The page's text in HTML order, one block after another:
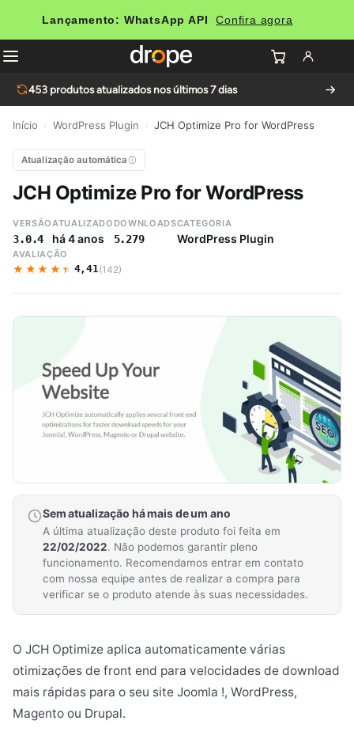
Lançamento: WhatsApp API Confira agora
453 produtos atualizados nos últimos 7 dias
Início WordPress Plugin JCH Optimize Pro for WordPress
Atualização automática
JCH Optimize Pro for WordPress
VERSÃO
3.0.4
ATUALIZADO
há 4 anos
DOWNLOADS
5.279
CATEGORIA
WordPress Plugin
AVALIAÇÃO
★★★★★
★★★★★ 4,41(142)
Sem atualização há mais de um ano
A última atualização deste produto foi feita em
22/02/2022. Não podemos garantir pleno
funcionamento. Recomendamos entrar em contato
com nossa equipe antes de realizar a compra para
verificar se o produto atende às suas necessidades.
O JCH Optimize aplica automaticamente várias
otimizações de front end para velocidades de download
mais rápidas para o seu site Joomla !, WordPress,
Magento ou Drupal.